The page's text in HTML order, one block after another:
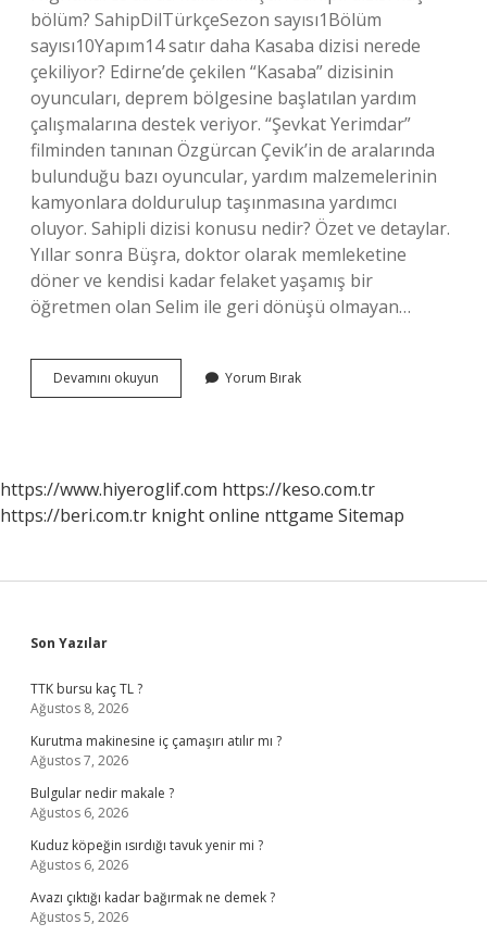
bölüm? SahipDilTürkçeSezon sayısı1Bölüm
sayısı10Yapım14 satır daha Kasaba dizisi nerede
çekiliyor? Edirne’de çekilen “Kasaba” dizisinin
oyuncuları, deprem bölgesine başlatılan yardım
çalışmalarına destek veriyor. “Şevkat Yerimdar”
filminden tanınan Özgürcan Çevik’in de aralarında
bulunduğu bazı oyuncular, yardım malzemelerinin
kamyonlara doldurulup taşınmasına yardımcı
oluyor. Sahipli dizisi konusu nedir? Özet ve detaylar.
Yıllar sonra Büşra, doktor olarak memleketine
döner ve kendisi kadar felaket yaşamış bir
öğretmen olan Selim ile geri dönüşü olmayan…
Devamını okuyun
Dizisi
Yorum Bırak
https://www.hiyeroglif.com https://keso.com.tr
https://beri.com.tr knight online nttgame Sitemap
Sidebar
Son Yazılar
TTK bursu kaç TL ?
Ağustos 8, 2026
Kurutma makinesine iç çamaşırı atılır mı ?
Ağustos 7, 2026
Bulgular nedir makale ?
Ağustos 6, 2026
Kuduz köpeğin ısırdığı tavuk yenir mi ?
Ağustos 6, 2026
Avazı çıktığı kadar bağırmak ne demek ?
Ağustos 5, 2026